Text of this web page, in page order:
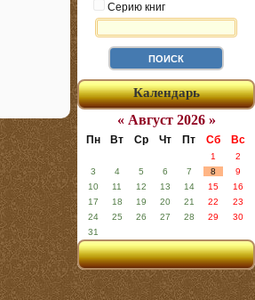
Серию книг
Календарь
« Август 2026 »
Пн Вт Ср Чт Пт Сб Вс
1
2
3
4 5 6 7 8
9
10
11 12 13 14 15
16
17
18 19 20 21 22
23
24
25 26 27 28 29
30
31